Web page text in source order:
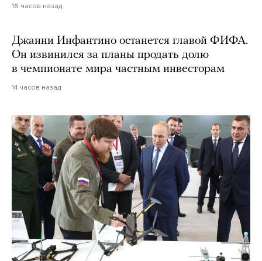
16 часов назад
Джанни Инфантино останется главой ФИФА.
Он извинился за планы продать долю
в чемпионате мира частным инвесторам
14 часов назад